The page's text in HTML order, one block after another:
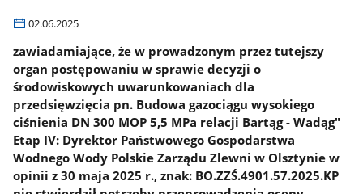
02.06.2025
zawiadamiające, że w prowadzonym przez tutejszy
organ postępowaniu w sprawie decyzji o
środowiskowych uwarunkowaniach dla
przedsięwzięcia pn. Budowa gazociągu wysokiego
ciśnienia DN 300 MOP 5,5 MPa relacji Bartąg - Wadąg"
Etap IV: Dyrektor Państwowego Gospodarstwa
Wodnego Wody Polskie Zarządu Zlewni w Olsztynie w
opinii z 30 maja 2025 r., znak: BO.ZZŚ.4901.57.2025.KP